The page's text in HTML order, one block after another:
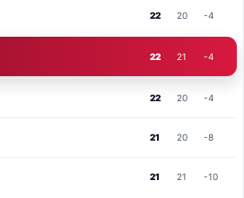
22 20 -4
22 21 -4
22 20 -4
21 20 -8
21 21 -10